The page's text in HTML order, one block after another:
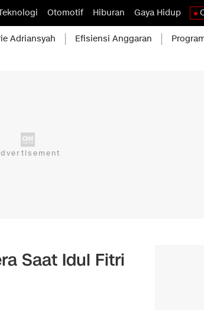
Otomotif Hiburan Gaya Hidup
Adriansyah Efisiensi Anggaran
Saat Idul Fitri